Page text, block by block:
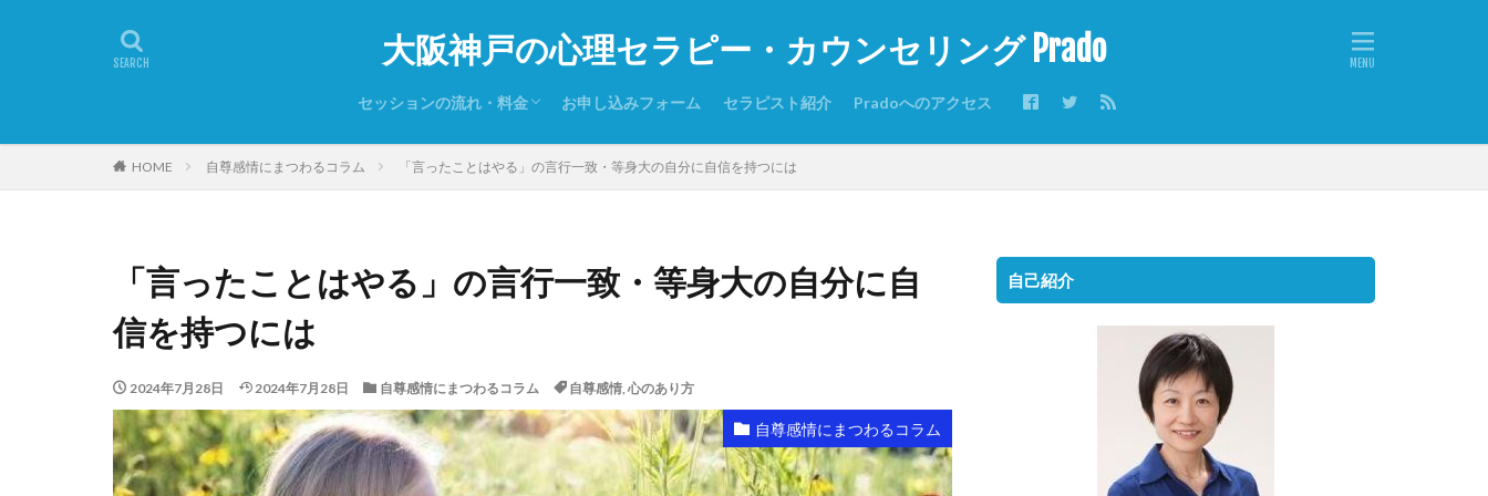
大阪神戸の心理セラピー・カウンセリング Prado
セッションの流れ・料金
セッションをお断りするケース
ご予約について
初めての方は必ずお読みください
よくあるご質問
プライバシーポリシー・免責事項その他
お申し込みフォーム セラピスト紹介 Pradoへのアクセス
HOME 自尊感情にまつわるコラム 「言ったことはやる」の言行一致・等身大の自分に自信を持つには
「言ったことはやる」の言行一致・等身大の自分に自
信を持つには
2024年7月28日 2024年7月28日 自尊感情にまつわるコラム 自尊感情, 心のあり方
自尊感情にまつわるコラム
自己紹介